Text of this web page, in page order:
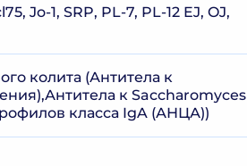
Jo-1, SRP, PL-7, PL-12 EJ, OJ,
колита (Антитела к
к Sacchаromyces
класса IgA (АНЦА))